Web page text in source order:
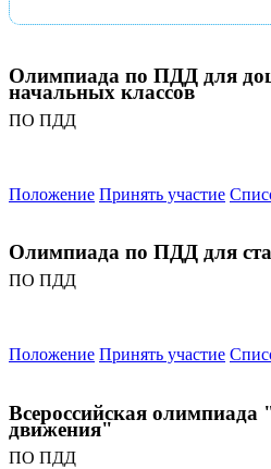
Олимпиада по ПДД для
начальных классов
ПО ПДД
Положение Принять участие
Олимпиада по ПДД для
ПО ПДД
Положение Принять участие
Всероссийская
движения"
ПО ПДД